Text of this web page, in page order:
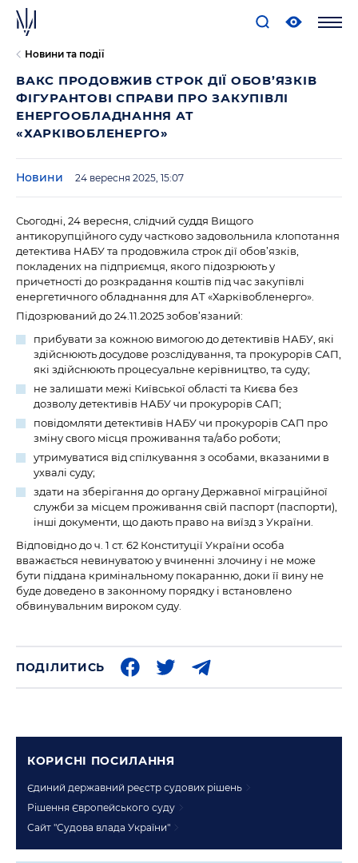
Новини та події
ВАКС ПРОДОВЖИВ СТРОК ДІЇ ОБОВ’ЯЗКІВ
ФІГУРАНТОВІ СПРАВИ ПРО ЗАКУПІВЛІ
ЕНЕРГООБЛАДНАННЯ АТ
«ХАРКІВОБЛЕНЕРГО»
Новини 24 вересня 2025, 15:07
Сьогодні, 24 вересня, слідчий суддя Вищого
антикорупційного суду частково задовольнила клопотання
детектива НАБУ та продовжила строк дії обов’язків,
покладених на підприємця, якого підозрюють у
причетності до розкрадання коштів під час закупівлі
енергетичного обладнання для АТ «Харківобленерго».
Підозрюваний до 24.11.2025 зобов’язаний:
прибувати за кожною вимогою до детективів НАБУ, які
здійснюють досудове розслідування, та прокурорів САП,
які здійснюють процесуальне керівництво, та суду;
не залишати межі Київської області та Києва без
дозволу детективів НАБУ чи прокурорів САП;
повідомляти детективів НАБУ чи прокурорів САП про
зміну свого місця проживання та/або роботи;
утримуватися від спілкування з особами, вказаними в
ухвалі суду;
здати на зберігання до органу Державної міграційної
служби за місцем проживання свій паспорт (паспорти),
інші документи, що дають право на виїзд з України.
Відповідно до ч. 1 ст. 62 Конституції України особа
вважається невинуватою у вчиненні злочину і не може
бути піддана кримінальному покаранню, доки її вину не
буде доведено в законному порядку і встановлено
обвинувальним вироком суду.
ПОДІЛИТИСЬ
КОРИСНI ПОСИЛАННЯ
Єдиний державний реєстр судових рішень
Рішення Європейського суду
Сайт "Судова влада України"